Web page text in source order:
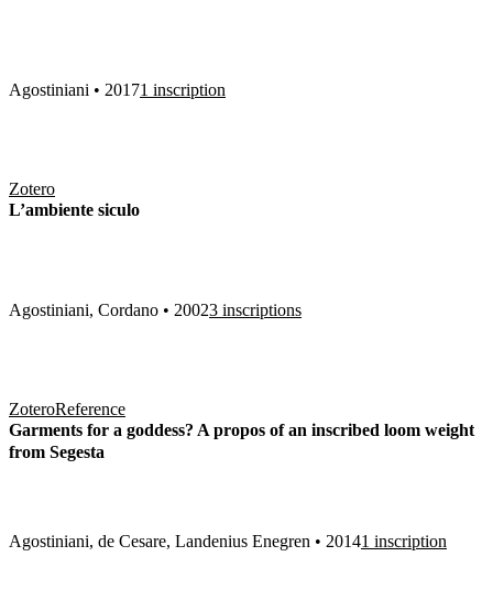
Agostiniani • 2017 1 inscription
Zotero
L’ambiente siculo
Agostiniani, Cordano • 2002 3 inscriptions
ZoteroReference
Garments for a goddess? A propos of an inscribed loom weight
from Segesta
Agostiniani, de Cesare, Landenius Enegren • 2014 1 inscription